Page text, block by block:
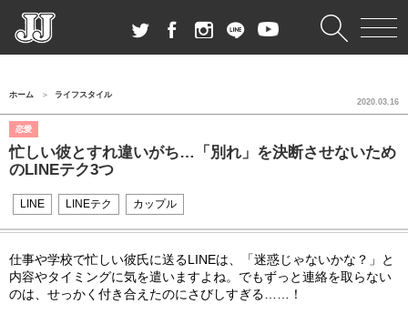
ホーム ライフスタイル
恋愛
忙しい彼とすれ違いがち…「別れ」を決断させないため
のLINEテク3つ
2020.03.16
LINE LINEテク カップル
仕事や学校で忙しい彼氏に送るLINEは、「迷惑じゃないかな？」と
内容やタイミングに気を遣いますよね。でもずっと連絡を取らない
のは、せっかく付き合えたのにさびしすぎる……！